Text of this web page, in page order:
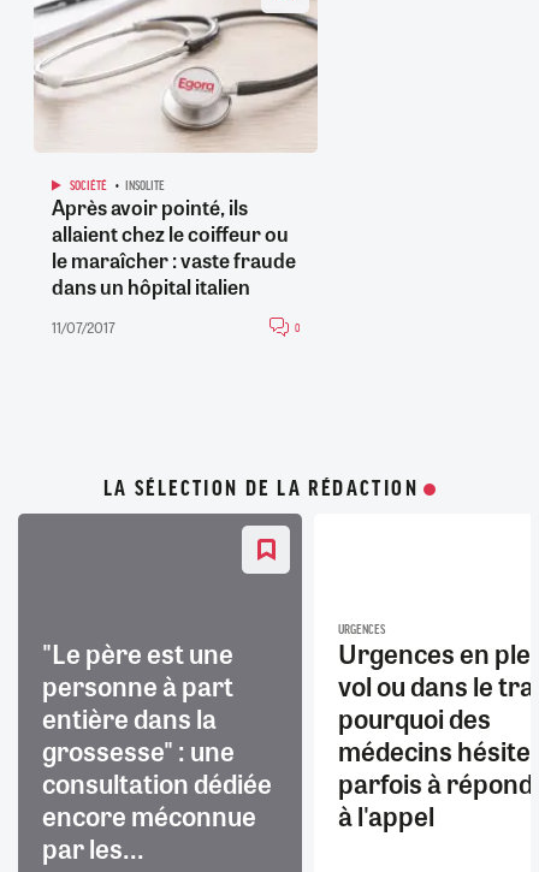
SOCIÉTÉ INSOLITE
Après avoir pointé, ils
allaient chez le coiffeur ou
le maraîcher : vaste fraude
dans un hôpital italien
11/07/2017 0
LA SÉLECTION DE LA RÉDACTION
"Le père est une
personne à part
entière dans la
grossesse" : une
consultation dédiée
encore méconnue
par les...
URGENCES
Urgences en
vol ou dans le
pourquoi des
médecins
parfois à
à l'appel